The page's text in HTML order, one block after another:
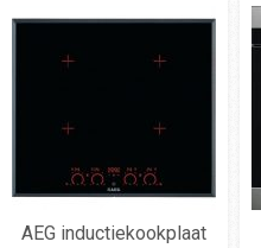
AEG inductiekookplaat